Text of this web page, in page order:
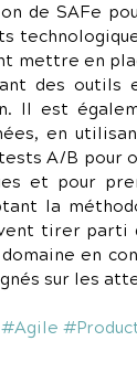
de SAFe
mettre en
des outils
Il est
en
A/B pour
et pour
la
tirer parti
en
sur les
#Agile